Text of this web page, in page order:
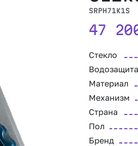
SRPH71K1S
47
Стекло
Водозащита
Материал
Механизм
Страна
Пол
Бренд